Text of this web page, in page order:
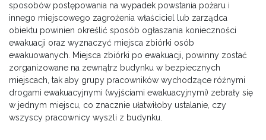
sposobów postępowania na wypadek powstania pożaru i
innego miejscowego zagrożenia właściciel lub zarządca
obiektu powinien określić sposób ogłaszania konieczności
ewakuacji oraz wyznaczyć miejsca zbiórki osób
ewakuowanych. Miejsca zbiórki po ewakuacji, powinny zostać
zorganizowane na zewnątrz budynku w bezpiecznych
miejscach, tak aby grupy pracowników wychodzące różnymi
drogami ewakuacyjnymi (wyjściami ewakuacyjnymi) zebrały się
w jednym miejscu, co znacznie ułatwiłoby ustalanie, czy
wszyscy pracownicy wyszli z budynku.